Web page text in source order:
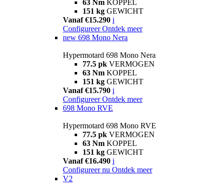
63 Nm KOPPEL
151 kg GEWICHT
Vanaf €15.290 i
Configureer Ontdek meer
new 698 Mono Nera
Hypermotard 698 Mono Nera
77.5 pk VERMOGEN
63 Nm KOPPEL
151 kg GEWICHT
Vanaf €15.790 i
Configureer Ontdek meer
698 Mono RVE
Hypermotard 698 Mono RVE
77.5 pk VERMOGEN
63 Nm KOPPEL
151 kg GEWICHT
Vanaf €16.490 i
Configureer nu Ontdek meer
V2